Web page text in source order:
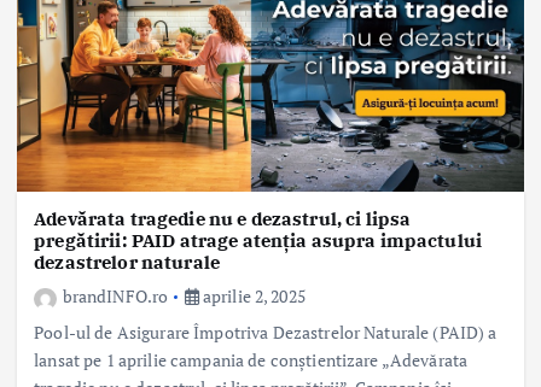
Adevărata tragedie nu e dezastrul, ci lipsa
pregătirii: PAID atrage atenția asupra impactului
dezastrelor naturale
brandINFO.ro
aprilie 2, 2025
Pool-ul de Asigurare Împotriva Dezastrelor Naturale (PAID) a
lansat pe 1 aprilie campania de conștientizare „Adevărata